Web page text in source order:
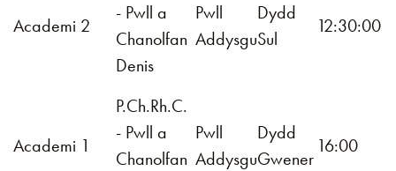
Academi 2
- Pwll a
Chanolfan
Denis
Pwll
Addysgu
Dydd
Sul
12:30:00
Academi 1
P.Ch.Rh.C.
- Pwll a
Chanolfan
Pwll
Addysgu
Dydd
Gwener
16:00